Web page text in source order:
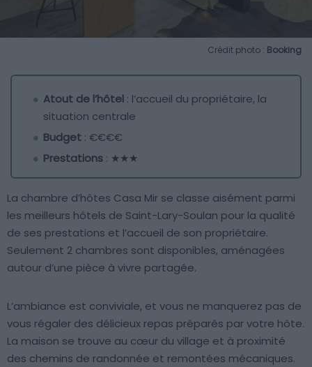
Crédit photo : Booking
Atout de l’hôtel : l’accueil du propriétaire, la
situation centrale
Budget : €€€€
Prestations : ★★★
La chambre d’hôtes Casa Mir se classe aisément parmi
les meilleurs hôtels de Saint-Lary-Soulan pour la qualité
de ses prestations et l’accueil de son propriétaire.
Seulement 2 chambres sont disponibles, aménagées
autour d’une pièce à vivre partagée.
L’ambiance est conviviale, et vous ne manquerez pas de
vous régaler des délicieux repas préparés par votre hôte.
La maison se trouve au cœur du village et à proximité
des chemins de randonnée et remontées mécaniques.